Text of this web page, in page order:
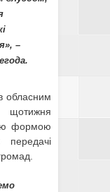
–
обласним
щотижня
формою